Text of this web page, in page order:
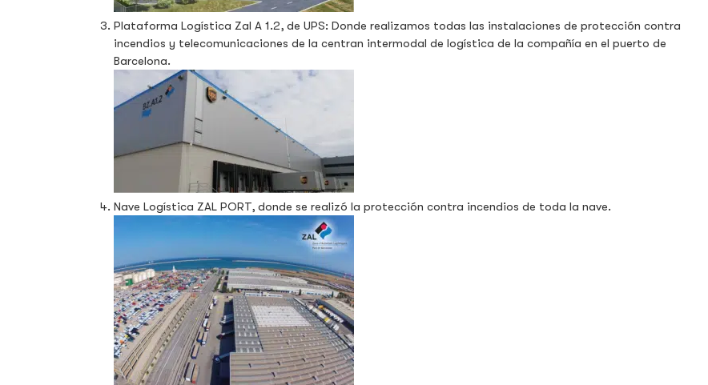
Plataforma Logística Zal A 1.2, de UPS: Donde realizamos todas las instalaciones de protección contra
incendios y telecomunicaciones de la centran intermodal de logística de la compañía en el puerto de
Barcelona.
Nave Logística ZAL PORT, donde se realizó la protección contra incendios de toda la nave.